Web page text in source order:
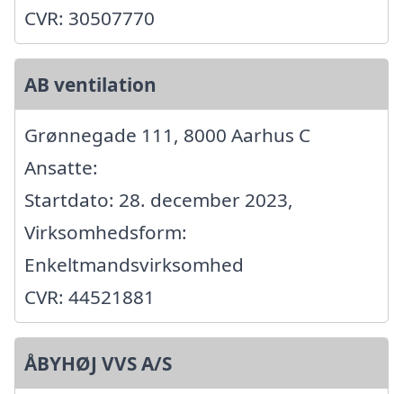
CVR: 30507770
AB ventilation
Grønnegade 111, 8000 Aarhus C
Ansatte:
Startdato: 28. december 2023,
Virksomhedsform:
Enkeltmandsvirksomhed
CVR: 44521881
ÅBYHØJ VVS A/S